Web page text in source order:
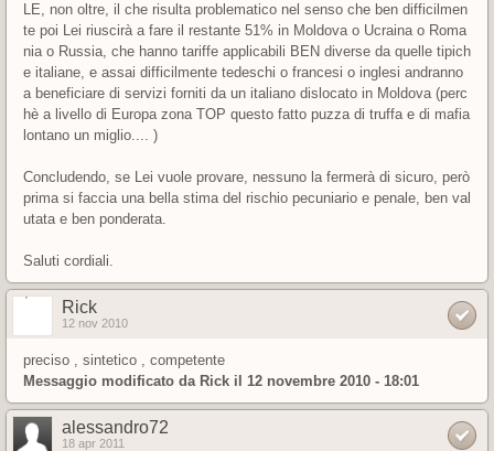
LE, non oltre, il che risulta problematico nel senso che ben difficilmen
te poi Lei riuscirà a fare il restante 51% in Moldova o Ucraina o Roma
nia o Russia, che hanno tariffe applicabili BEN diverse da quelle tipich
e italiane, e assai difficilmente tedeschi o francesi o inglesi andranno
a beneficiare di servizi forniti da un italiano dislocato in Moldova (perc
hè a livello di Europa zona TOP questo fatto puzza di truffa e di mafia
lontano un miglio.... )
Concludendo, se Lei vuole provare, nessuno la fermerà di sicuro, però
prima si faccia una bella stima del rischio pecuniario e penale, ben val
utata e ben ponderata.
Saluti cordiali.
Rick
12 nov 2010
preciso , sintetico , competente
Messaggio modificato da Rick il 12 novembre 2010 - 18:01
alessandro72
18 apr 2011